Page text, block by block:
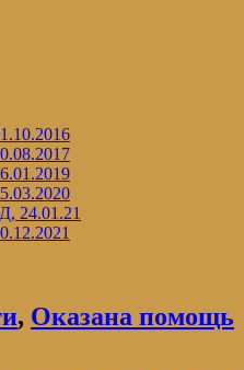
24.01.21
, Оказана помощь